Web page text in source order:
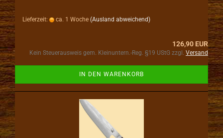
Lieferzeit: ca. 1 Woche (Ausland abweichend)
126,90 EUR
Kein Steuerausweis gem. Kleinuntern.-Reg. §19 UStG zzgl. Versand
IN DEN WARENKORB